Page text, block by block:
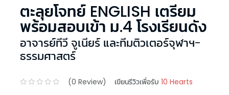
ตะลุยโจทย์ ENGLISH เตรียม
พร้อมสอบเข้า ม.4 โรงเรียนดัง
อาจารย์ทีวี จูเนียร์ และทีมติวเตอร์จุฬาฯ-
ธรรมศาสตร์
(0 Review) เขียนรีวิวเพื่อรับ 10 Hearts